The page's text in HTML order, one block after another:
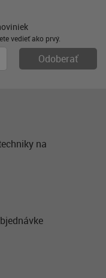
vedieť ako prvý.
na